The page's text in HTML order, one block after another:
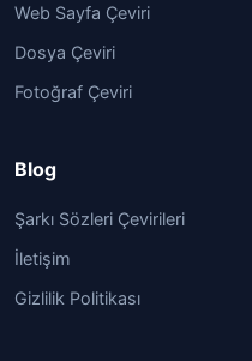
Web Sayfa Çeviri
Dosya Çeviri
Fotoğraf Çeviri
Blog
Şarkı Sözleri Çevirileri
İletişim
Gizlilik Politikası